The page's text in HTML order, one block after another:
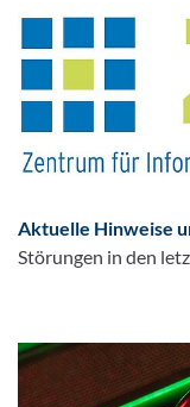
Aktuelle Hinweise
Störungen in den